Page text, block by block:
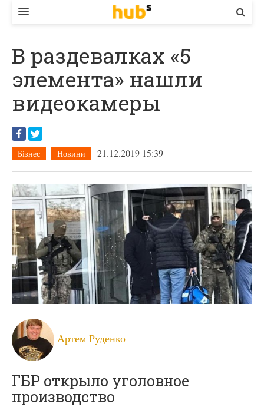
ЕКОНОМІКА
БІЗНЕС
СТАРТЕР
КОНТАКТИ
В раздевалках «5
элемента» нашли
видеокамеры
Бізнес Новини 21.12.2019 15:39
Артем Руденко
ГБР открыло уголовное
производство